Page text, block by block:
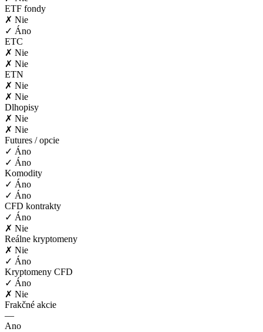
ETF fondy
✗ Nie
✓ Áno
ETC
✗ Nie
✗ Nie
ETN
✗ Nie
✗ Nie
Dlhopisy
✗ Nie
✗ Nie
Futures / opcie
✓ Áno
✓ Áno
Komodity
✓ Áno
✓ Áno
CFD kontrakty
✓ Áno
✗ Nie
Reálne kryptomeny
✗ Nie
✓ Áno
Kryptomeny CFD
✓ Áno
✗ Nie
Frakčné akcie
—
Ano